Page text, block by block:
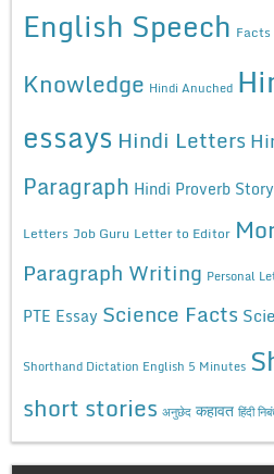
English Speech Facts
Knowledge Hindi Anuched
essays Hindi Letters
Paragraph Hindi Proverb Story
Letters Job Guru Letter to Editor
Paragraph Writing Personal
PTE Essay Science Facts
Shorthand Dictation English 5 Minutes
short stories अनुछेद कहावत हिंदी